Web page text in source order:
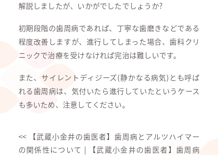
解説しましたが、いかがでしたでしょうか?
初期段階の歯周病であれば、丁寧な歯磨きなどである
程度改善しますが、進行してしまった場合、歯科クリ
ニックで治療を受けなければ完治は難しいです。
また、サイレントディジーズ(静かなる病気)とも呼ば
れる歯周病は、気付いたら進行していたというケース
も多いため、注意してください。
<< 【武蔵小金井の歯医者】歯周病とアルツハイマー
の関係性について |
【武蔵小金井の歯医者】歯周病